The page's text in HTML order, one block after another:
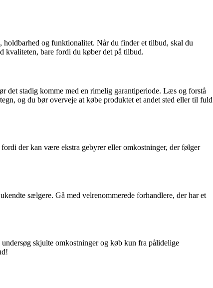
holdbarhed og funktionalitet. Når du finder et tilbud, skal du
kvaliteten, bare fordi du køber det på tilbud.
det stadig komme med en rimelig garantiperiode. Læs og forstå
og du bør overveje at købe produktet et andet sted eller til fuld
der kan være ekstra gebyrer eller omkostninger, der følger
sælgere. Gå med velrenommerede forhandlere, der har et
skjulte omkostninger og køb kun fra pålidelige